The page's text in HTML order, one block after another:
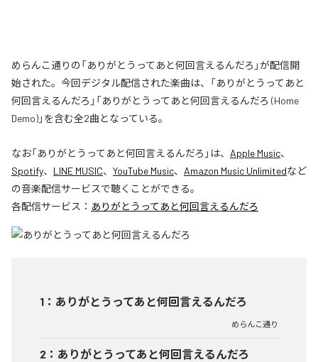
めらんこ通りの「ありがとうってあと何回言えるんだろ」が配信開
始された。今回デジタル配信された楽曲は、「ありがとうってあと
何回言えるんだろ」「ありがとうってあと何回言えるんだろ (Home
Demo)」を含む全2曲となっている。
なお「ありがとうってあと何回言えるんだろ 」は、 Apple Music、
Spotify、 LINE MUSIC、 YouTube Music、 Amazon Music Unlimitedなど
の音楽配信サービスで聴くことができる。
各配信サービス： ありがとうってあと何回言えるんだろ
1 ： ありがとうってあと何回言えるんだろ
めらんこ通り
2 ： ありがとうってあと何回言えるんだろ